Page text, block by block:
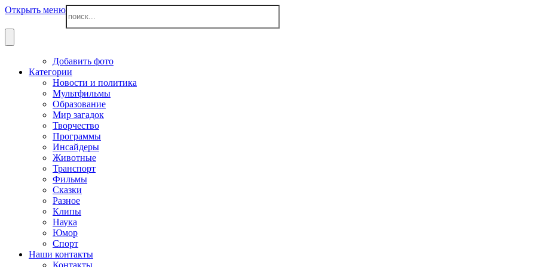
Открыть меню
Добавить фото
Категории
Новости и политика
Мультфильмы
Образование
Мир загадок
Творчество
Программы
Инсайдеры
Животные
Транспорт
Фильмы
Сказки
Разное
Клипы
Наука
Юмор
Спорт
Наши контакты
Контакты